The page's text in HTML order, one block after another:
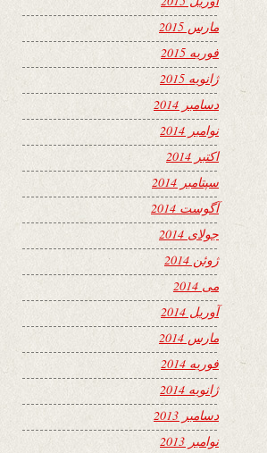
مارس 2015
فوریه 2015
ژانویه 2015
دسامبر 2014
نوامبر 2014
اکتبر 2014
سپتامبر 2014
آگوست 2014
جولای 2014
ژوئن 2014
می 2014
آوریل 2014
مارس 2014
فوریه 2014
ژانویه 2014
دسامبر 2013
نوامبر 2013